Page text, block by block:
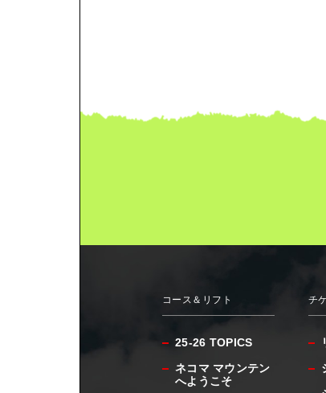
コース＆リフト
25-26 TOPICS
ネコマ マウンテン
へようこそ
チ